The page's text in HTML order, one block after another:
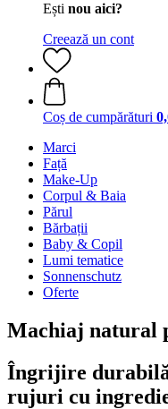
Ești nou aici?
Creează un cont
Coș de cumpărături
Marci
Față
Make-Up
Corpul & Baia
Părul
Bărbații
Baby & Copil
Lumi tematice
Sonnenschutz
Oferte
Machiaj natural
Îngrijire durabilă
rujuri cu